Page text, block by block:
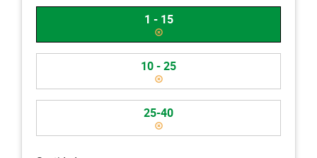
1 - 15
10 - 25
25-40